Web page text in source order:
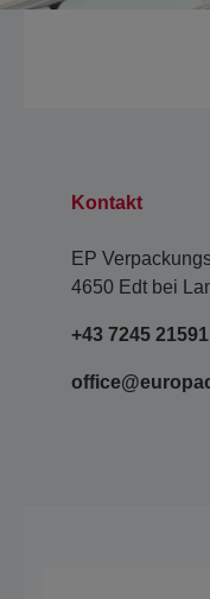
Kontakt
EP
4650 Edt bei
+43 7245 21591